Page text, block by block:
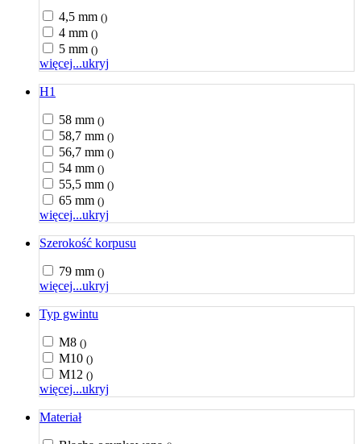
4,5 mm ()
4 mm ()
5 mm ()
więcej...ukryj
H1
58 mm ()
58,7 mm ()
56,7 mm ()
54 mm ()
55,5 mm ()
65 mm ()
więcej...ukryj
Szerokość korpusu
79 mm ()
więcej...ukryj
Typ gwintu
M8 ()
M10 ()
M12 ()
więcej...ukryj
Materiał